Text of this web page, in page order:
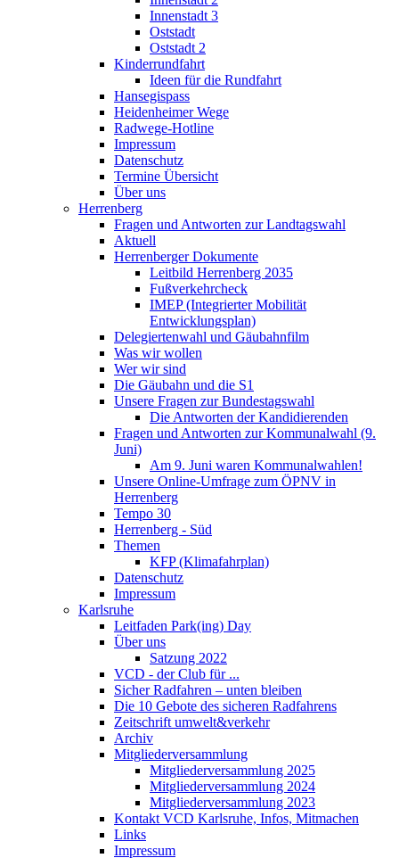
Innenstadt 3
Oststadt
Oststadt 2
Kinderrundfahrt
Ideen für die Rundfahrt
Hansegispass
Heidenheimer Wege
Radwege-Hotline
Impressum
Datenschutz
Termine Übersicht
Über uns
Herrenberg
Fragen und Antworten zur Landtagswahl
Aktuell
Herrenberger Dokumente
Leitbild Herrenberg 2035
Fußverkehrcheck
IMEP (Integrierter Mobilität
Entwicklungsplan)
Delegiertenwahl und Gäubahnfilm
Was wir wollen
Wer wir sind
Die Gäubahn und die S1
Unsere Fragen zur Bundestagswahl
Die Antworten der Kandidierenden
Fragen und Antworten zur Kommunalwahl (9.
Juni)
Am 9. Juni waren Kommunalwahlen!
Unsere Online-Umfrage zum ÖPNV in
Herrenberg
Tempo 30
Herrenberg - Süd
Themen
KFP (Klimafahrplan)
Datenschutz
Impressum
Karlsruhe
Leitfaden Park(ing) Day
Über uns
Satzung 2022
VCD - der Club für ...
Sicher Radfahren – unten bleiben
Die 10 Gebote des sicheren Radfahrens
Zeitschrift umwelt&verkehr
Archiv
Mitgliederversammlung
Mitgliederversammlung 2025
Mitgliederversammlung 2024
Mitgliederversammlung 2023
Kontakt VCD Karlsruhe, Infos, Mitmachen
Links
Impressum